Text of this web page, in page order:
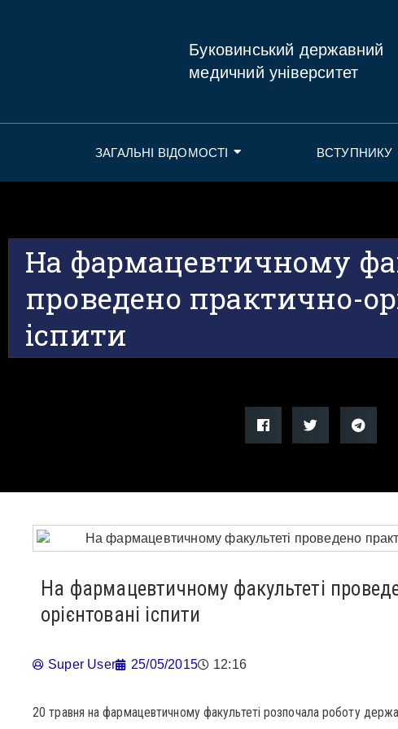
Буковинський державний
медичний університет
ЗАГАЛЬНІ ВІДОМОСТІ ВСТУПНИКУ
На фармацевтичному
проведено практично-
іспити
На фармацевтичному факультеті
орієнтовані іспити
Super User 25/05/2015 12:16
20 травня на фармацевтичному факультеті розпочала роботу